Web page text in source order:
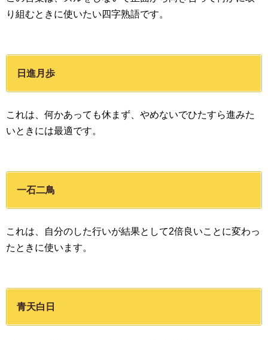
り組むときに使いたい四字熟語です。
日進月歩
これは、何かあっても休まず、やめないでひたすら進みた
いときには最適です。
一石二鳥
これは、自分のした行いが結果として2倍良いことに変わっ
たときに使います。
青天白日